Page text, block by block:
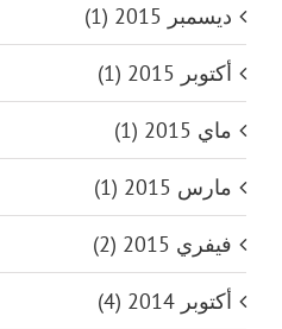
ديسمبر 2015 (1)
أكتوبر 2015 (1)
ماي 2015 (1)
مارس 2015 (1)
فيفري 2015 (2)
أكتوبر 2014 (4)